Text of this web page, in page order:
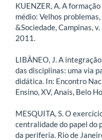
KUENZER, A. A
médio: Velhos
&Sociedade, Campinas,
2011.
LIBÂNEO, J. A
das disciplinas: uma via
didática. In: Encontro
Ensino, XV, Anais, Belo
MESQUITA, S. O
centralidade do papel do
da periferia. Rio de